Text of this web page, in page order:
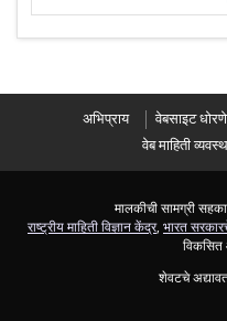
अभिप्राय वेबसाइट धोरणे
वेब माहिती
मालकीची सामग्री
राष्ट्रीय माहिती विज्ञान केंद्र, भारत
शेवटचे